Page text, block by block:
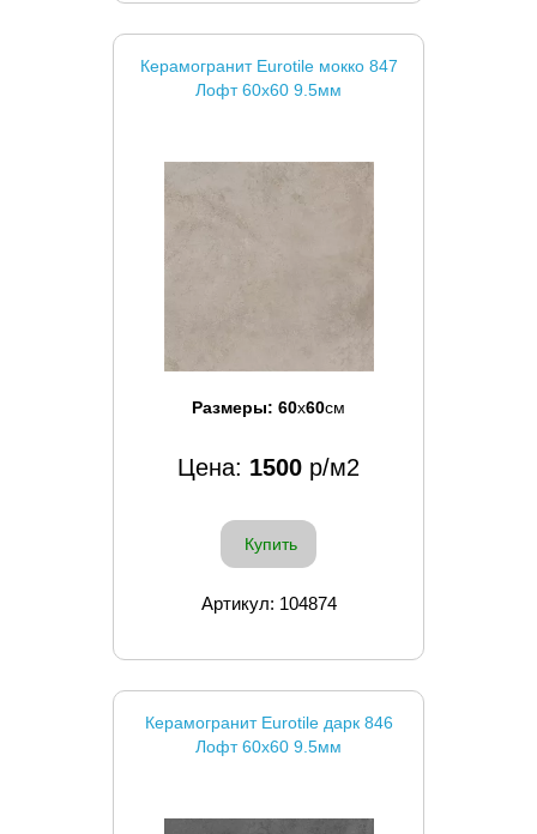
Керамогранит Eurotile мокко 847
Лофт 60x60 9.5мм
Размеры: 60x60см
Цена: 1500 р/м2
Купить
Артикул: 104874
Керамогранит Eurotile дарк 846
Лофт 60x60 9.5мм